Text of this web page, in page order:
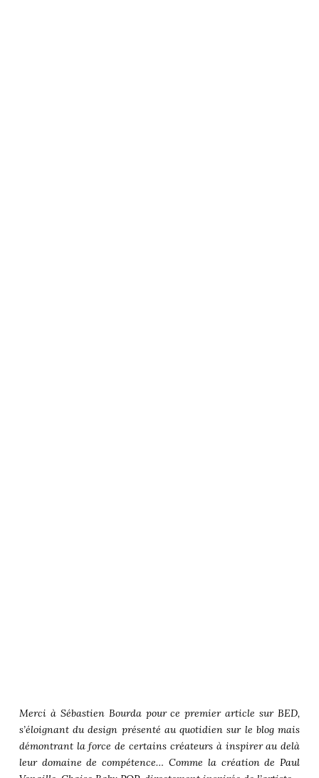
Merci à Sébastien Bourda pour ce premier article surBED,
s’éloignant du design présenté au quotidien sur le blog mais
démontrant la force de certains créateurs à inspirer au delà
leur domaine de compétence… Comme la création dePaul